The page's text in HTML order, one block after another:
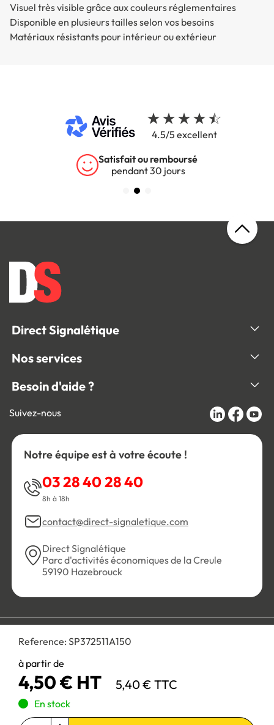
Reference: SP372511A150
à partir de
4,50 € HT 5,40 € TTC
En stock
Visuel très visible grâce aux couleurs réglementaires
Disponible en plusieurs tailles selon vos besoins
Matériaux résistants pour intérieur ou extérieur
4.5/5 excellent
Satisfait ou remboursé
pendant 30 jours
Direct Signalétique
Nos services
Besoin d'aide ?
Suivez-nous
Notre équipe est à votre écoute !
03 28 40 28 40
8h à 18h
contact@direct-signaletique.com
Direct Signalétique
Parc d'activités économiques de la Creule
59190 Hazebrouck
Personnaliser les cookies
Paiement 100% sécurisé :